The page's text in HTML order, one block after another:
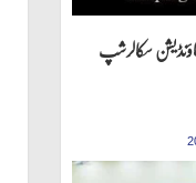
سکالرشپ